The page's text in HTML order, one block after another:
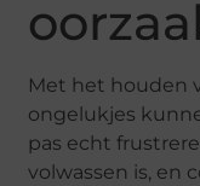
Met het houden
ongelukjes
pas echt
volwassen is, en